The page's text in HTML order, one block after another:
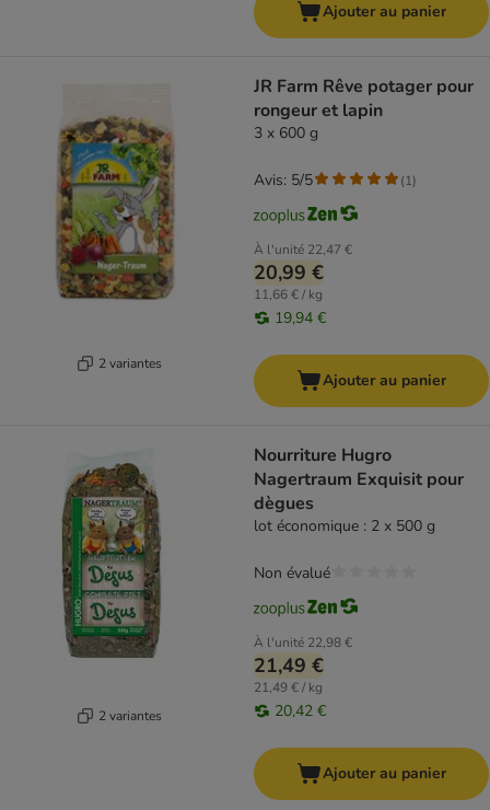
Ajouter au panier
2 variantes
JR Farm Rêve potager pour
rongeur et lapin
3 x 600 g
À l'unité 22,47 €
20,99 €
11,66 € / kg
19,94 €
Avis: 5/5 (1)
Ajouter au panier
2 variantes
Nourriture Hugro
Nagertraum Exquisit pour
dègues
lot économique : 2 x 500 g
À l'unité 22,98 €
21,49 €
21,49 € / kg
20,42 €
Non évalué
Ajouter au panier